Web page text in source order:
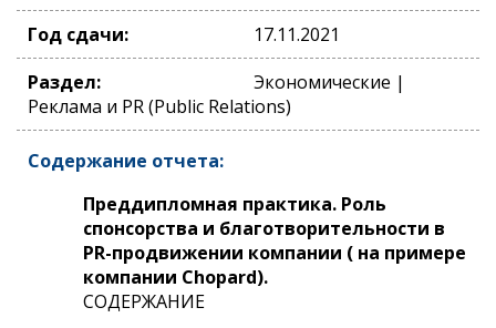
Год сдачи:
17.11.2021
Раздел:
Экономические |
Реклама и PR (Public Relations)
Содержание отчета:
Преддипломная практика. Роль
спонсорства и благотворительности в
PR-продвижении компании ( на примере
компании Chopard).
СОДЕРЖАНИЕ